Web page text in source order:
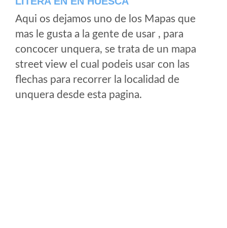
Aqui os dejamos uno de los Mapas que
mas le gusta a la gente de usar , para
concocer unquera, se trata de un mapa
street view el cual podeis usar con las
flechas para recorrer la localidad de
unquera desde esta pagina.